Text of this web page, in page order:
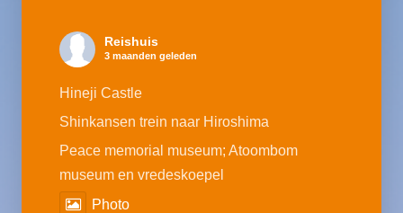
Reishuis
3 maanden geleden
Hineji Castle
Shinkansen trein naar Hiroshima
Peace memorial museum; Atoombom
museum en vredeskoepel
Photo